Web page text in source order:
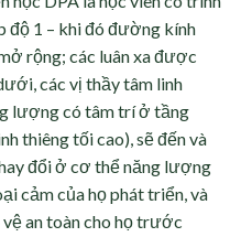
độ 1 – khi đó đường kính
rộng; các luân xa được
các vị thầy tâm linh
lượng có tâm trí ở tầng
thiêng tối cao), sẽ đến và
đổi ở cơ thể năng lượng
cảm của họ phát triển, và
an toàn cho họ trước